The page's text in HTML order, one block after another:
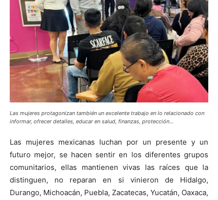
Las mujeres protagonizan también un excelente trabajo en lo relacionado con
informar, ofrecer detalles, educar en salud, finanzas, protección…
Las mujeres mexicanas luchan por un presente y un
futuro mejor, se hacen sentir en los diferentes grupos
comunitarios, ellas mantienen vivas las raíces que la
distinguen, no reparan en si vinieron de Hidalgo,
Durango, Michoacán, Puebla, Zacatecas, Yucatán, Oaxaca,